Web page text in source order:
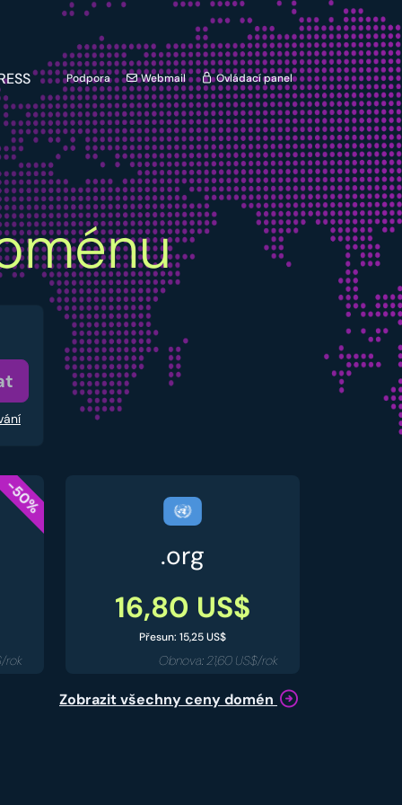
Podpora Webmail Ovládací panel
-50%
rok
.org
16,80 US$
Přesun: 15,25 US$
Obnova: 21,60 US$/rok
Zobrazit všechny ceny domén